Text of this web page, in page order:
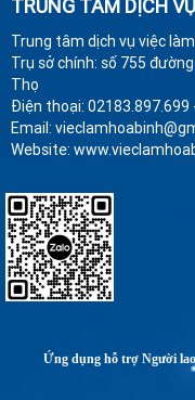
TRUNG TÂM DỊCH
Trung tâm dịch vụ việc
Trụ sở chính: số 755
Thọ
Điện thoại: 02183.897.699
Email:
Website:
Ứng dụng hỗ trợ Người